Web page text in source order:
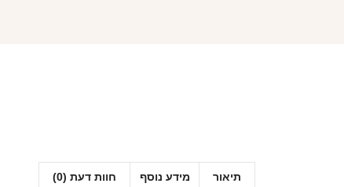
תיאור מידע נוסף חוות דעת (0)